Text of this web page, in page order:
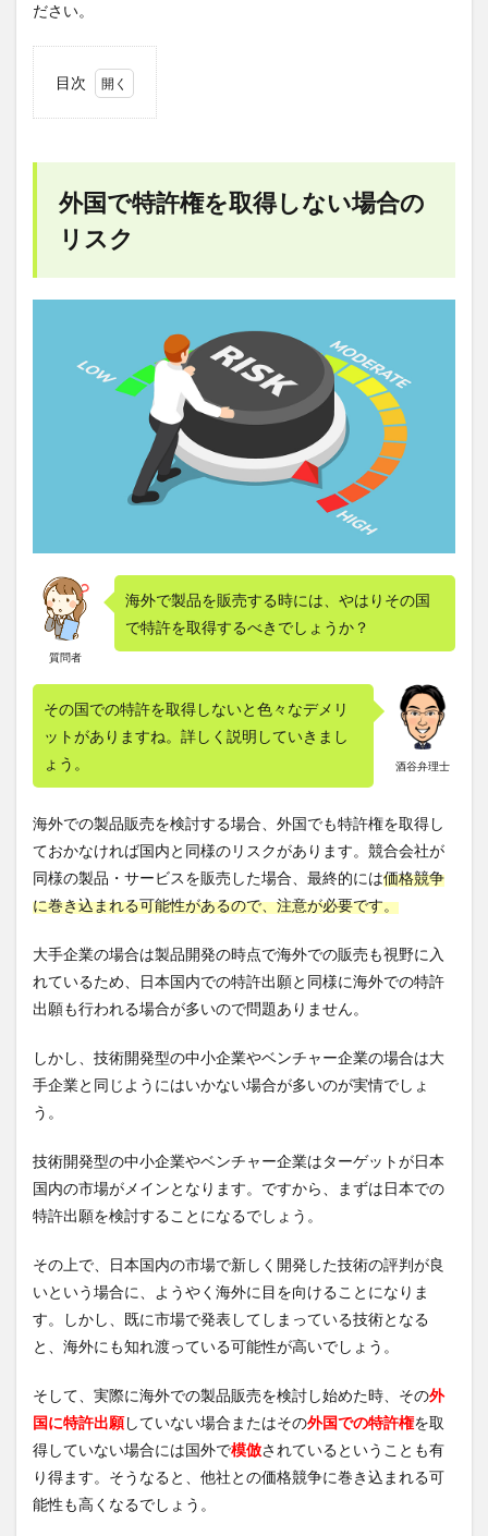
ださい。
目次
を取
得し
ない
場合
権を
パリ
ルー
ト
2.2
PCTル
2.2.1
PCT国
際出願
るコス
率化と
適正化
2.2.2
PCT国
におけ
る注意
点
3
での
特許
を見
た特
許出
願戦
略
外国で特許権を取得しない場合の
リスク
質問者
海外で製品を販売する時には、やはりその国
で特許を取得するべきでしょうか？
酒谷弁理士
その国での特許を取得しないと色々なデメリ
ットがありますね。詳しく説明していきまし
ょう。
海外での製品販売を検討する場合、外国でも特許権を取得し
ておかなければ国内と同様のリスクがあります。競合会社が
同様の製品・サービスを販売した場合、最終的には価格競争
に巻き込まれる可能性があるので、注意が必要です。
大手企業の場合は製品開発の時点で海外での販売も視野に入
れているため、日本国内での特許出願と同様に海外での特許
出願も行われる場合が多いので問題ありません。
しかし、技術開発型の中小企業やベンチャー企業の場合は大
手企業と同じようにはいかない場合が多いのが実情でしょ
う。
技術開発型の中小企業やベンチャー企業はターゲットが日本
国内の市場がメインとなります。ですから、まずは日本での
特許出願を検討することになるでしょう。
その上で、日本国内の市場で新しく開発した技術の評判が良
いという場合に、ようやく海外に目を向けることになりま
す。しかし、既に市場で発表してしまっている技術となる
と、海外にも知れ渡っている可能性が高いでしょう。
そして、実際に海外での製品販売を検討し始めた時、その外
国に特許出願していない場合またはその外国での特許権を取
得していない場合には国外で模倣されているということも有
り得ます。そうなると、他社との価格競争に巻き込まれる可
能性も高くなるでしょう。